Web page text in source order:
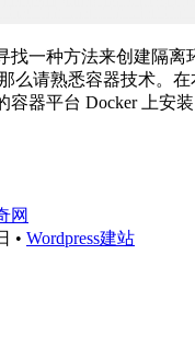
找一种方法来创建隔离
那么请熟悉容器技术。
容器平台 Docker 上安装
网
• Wordpress建站